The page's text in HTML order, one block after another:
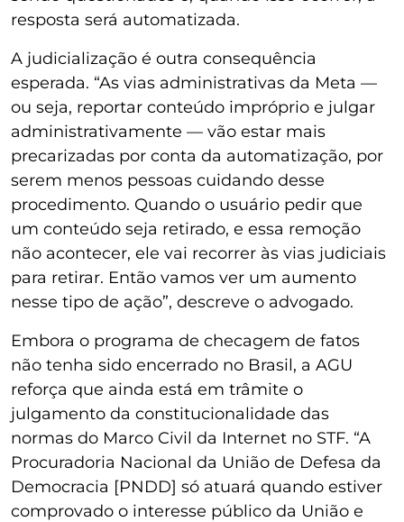
resposta será automatizada.
A judicialização é outra consequência
esperada. “As vias administrativas da Meta —
ou seja, reportar conteúdo impróprio e julgar
administrativamente — vão estar mais
precarizadas por conta da automatização, por
serem menos pessoas cuidando desse
procedimento. Quando o usuário pedir que
um conteúdo seja retirado, e essa remoção
não acontecer, ele vai recorrer às vias judiciais
para retirar. Então vamos ver um aumento
nesse tipo de ação”, descreve o advogado.
Embora o programa de checagem de fatos
não tenha sido encerrado no Brasil, a AGU
reforça que ainda está em trâmite o
julgamento da constitucionalidade das
normas do Marco Civil da Internet no STF. “A
Procuradoria Nacional da União de Defesa da
Democracia [PNDD] só atuará quando estiver
comprovado o interesse público da União e